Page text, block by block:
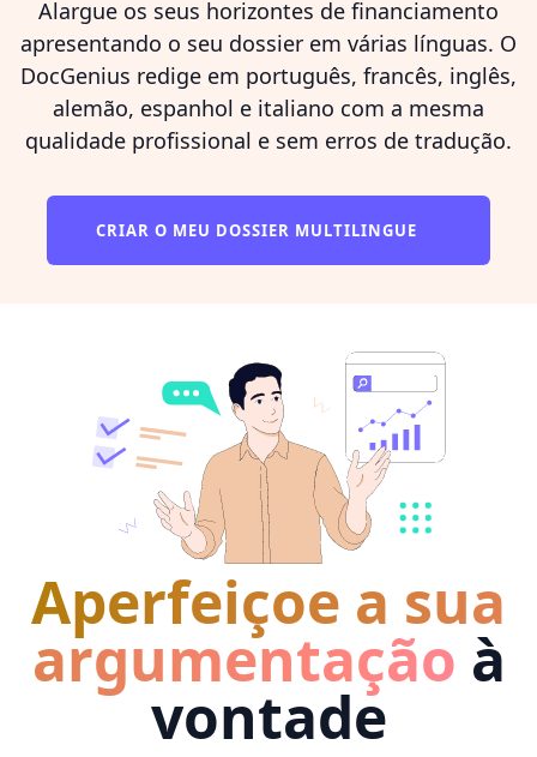
Alargue os seus horizontes de financiamento
apresentando o seu dossier em várias línguas. O
DocGenius redige em português, francês, inglês,
alemão, espanhol e italiano com a mesma
qualidade profissional e sem erros de tradução.
CRIAR O MEU DOSSIER MULTILINGUE
Aperfeiçoe a sua
argumentação à
vontade